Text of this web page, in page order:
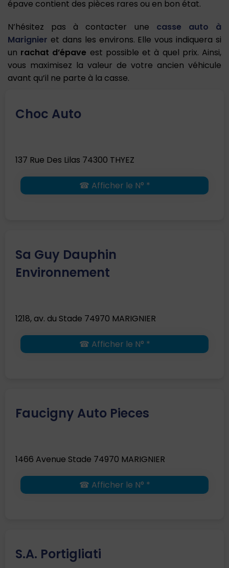
épave contient des pièces rares ou en bon état.
N’hésitez pas à contacter une casse auto à
Marignier et dans les environs. Elle vous indiquera si
un rachat d’épave est possible et à quel prix. Ainsi,
vous maximisez la valeur de votre ancien véhicule
avant qu’il ne parte à la casse.
Choc Auto
137 Rue Des Lilas 74300 THYEZ
☎ Afficher le N° *
Sa Guy Dauphin
Environnement
1218, av. du Stade 74970 MARIGNIER
☎ Afficher le N° *
Faucigny Auto Pieces
1466 Avenue Stade 74970 MARIGNIER
☎ Afficher le N° *
S.A. Portigliati